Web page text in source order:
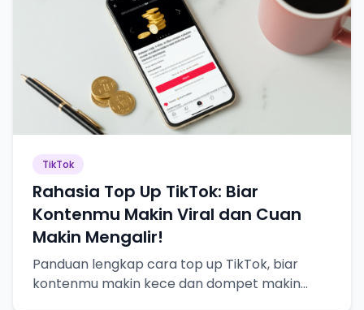
TikTok
Rahasia Top Up TikTok: Biar
Kontenmu Makin Viral dan Cuan
Makin Mengalir!
Panduan lengkap cara top up TikTok, biar
kontenmu makin kece dan dompet makin